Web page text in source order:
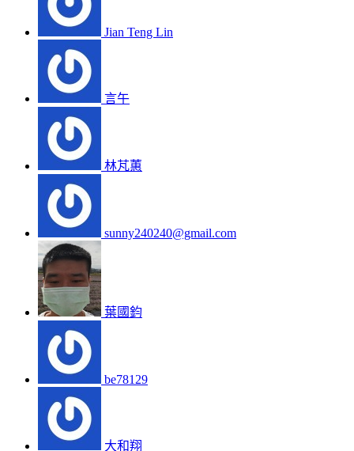
Jian Teng Lin
言午
林芃蕙
sunny240240@gmail.com
葉國鈞
be78129
大和翔